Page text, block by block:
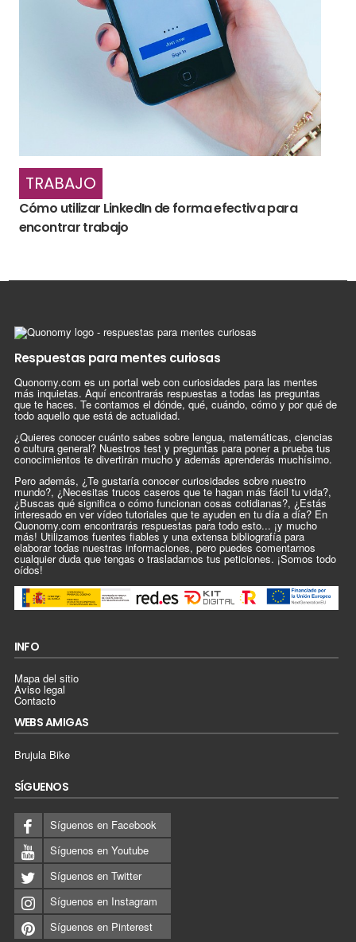
TRABAJO
Cómo utilizar LinkedIn de forma efectiva para
encontrar trabajo
Respuestas para mentes curiosas
Quonomy.com es un portal web con curiosidades para las mentes
más inquietas. Aquí encontrarás respuestas a todas las preguntas
que te haces. Te contamos el dónde, qué, cuándo, cómo y por qué de
todo aquello que está de actualidad.
¿Quieres conocer cuánto sabes sobre lengua, matemáticas, ciencias
o cultura general? Nuestros test y preguntas para poner a prueba tus
conocimientos te divertirán mucho y además aprenderás muchísimo.
Pero además, ¿Te gustaría conocer curiosidades sobre nuestro
mundo?, ¿Necesitas trucos caseros que te hagan más fácil tu vida?,
¿Buscas qué significa o cómo funcionan cosas cotidianas?, ¿Estás
interesado en ver vídeo tutoriales que te ayuden en tu día a día? En
Quonomy.com encontrarás respuestas para todo esto... ¡y mucho
más! Utilizamos fuentes fiables y una extensa bibliografía para
elaborar todas nuestras informaciones, pero puedes comentarnos
cualquier duda que tengas o trasladarnos tus peticiones. ¡Somos todo
oídos!
INFO
Mapa del sitio
Aviso legal
Contacto
WEBS AMIGAS
Brujula Bike
SÍGUENOS
Síguenos en Facebook
Síguenos en Youtube
Síguenos en Twitter
Síguenos en Instagram
Síguenos en Pinterest